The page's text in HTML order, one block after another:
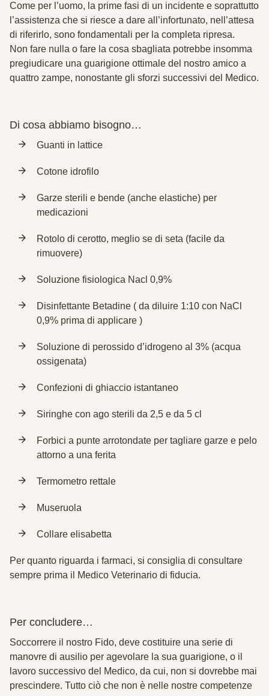
Come per l’uomo, la prime fasi di un incidente e soprattutto
l’assistenza che si riesce a dare all’infortunato, nell’attesa
di riferirlo, sono fondamentali per la completa ripresa.
Non fare nulla o fare la cosa sbagliata potrebbe insomma
pregiudicare una guarigione ottimale del nostro amico a
quattro zampe, nonostante gli sforzi successivi del Medico.
Di cosa abbiamo bisogno…
Guanti in lattice
Cotone idrofilo
Garze sterili e bende (anche elastiche) per
medicazioni
Rotolo di cerotto, meglio se di seta (facile da
rimuovere)
Soluzione fisiologica Nacl 0,9%
Disinfettante Betadine ( da diluire 1:10 con NaCl
0,9% prima di applicare )
Soluzione di perossido d’idrogeno al 3% (acqua
ossigenata)
Confezioni di ghiaccio istantaneo
Siringhe con ago sterili da 2,5 e da 5 cl
Forbici a punte arrotondate per tagliare garze e pelo
attorno a una ferita
Termometro rettale
Museruola
Collare elisabetta
Per quanto riguarda i farmaci, si consiglia di consultare
sempre prima il Medico Veterinario di fiducia.
Per concludere…
Soccorrere il nostro Fido, deve costituire una serie di
manovre di ausilio per agevolare la sua guarigione, o il
lavoro successivo del Medico, da cui, non si dovrebbe mai
prescindere. Tutto ciò che non è nelle nostre competenze